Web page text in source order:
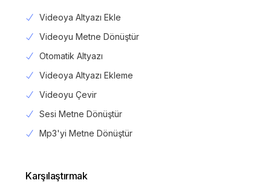
Videoya Altyazı Ekle
Videoyu Metne Dönüştür
Otomatik Altyazı
Videoya Altyazı Ekleme
Videoyu Çevir
Sesi Metne Dönüştür
Mp3'yi Metne Dönüştür
Karşılaştırmak